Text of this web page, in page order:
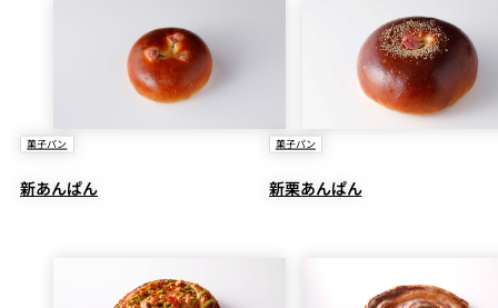
菓子パン
新あんぱん
菓子パン
新栗あんぱん